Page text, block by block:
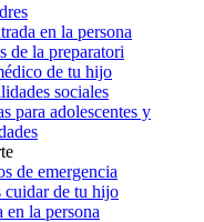
en la persona
de la preparatori
de tu hijo
sociales
para adolescentes y
de emergencia
cuidar de tu hijo
la persona